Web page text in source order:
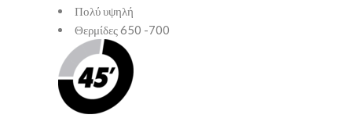
Πολύ υψηλή
Θερμίδες 650 -700